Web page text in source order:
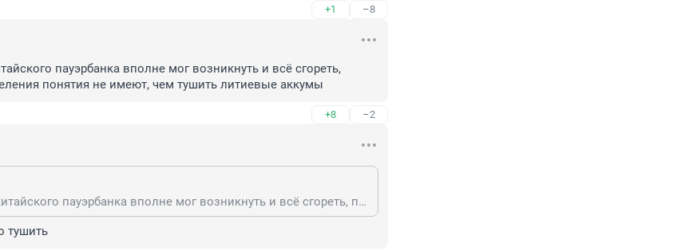
+1 –8
пауэрбанка вполне мог возникнуть и всё сгореть,
понятия не имеют, чем тушить литиевые аккумы
+8 –2
вот как раз из-за китайского пауэрбанка вполне мог возникнуть и всё сгореть, потому что 99% населения понятия не имеют, чем тушить литиевые аккумы
тушить